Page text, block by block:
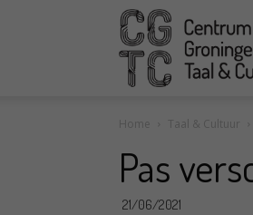
CGTC
Home Taal & Cultuur
Pas
21/06/2021